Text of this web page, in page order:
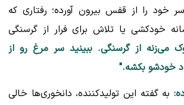
خود را از قفس بیرون آورده؛ رفتاری که
خودکشی یا تلاش برای فرار از گرسنگی
می‌زنه از گرسنگی. ببینید سر مرغ رو از
خودشو بکشه."
به گفته این تولیدکننده، دانخوری‌ها خالی